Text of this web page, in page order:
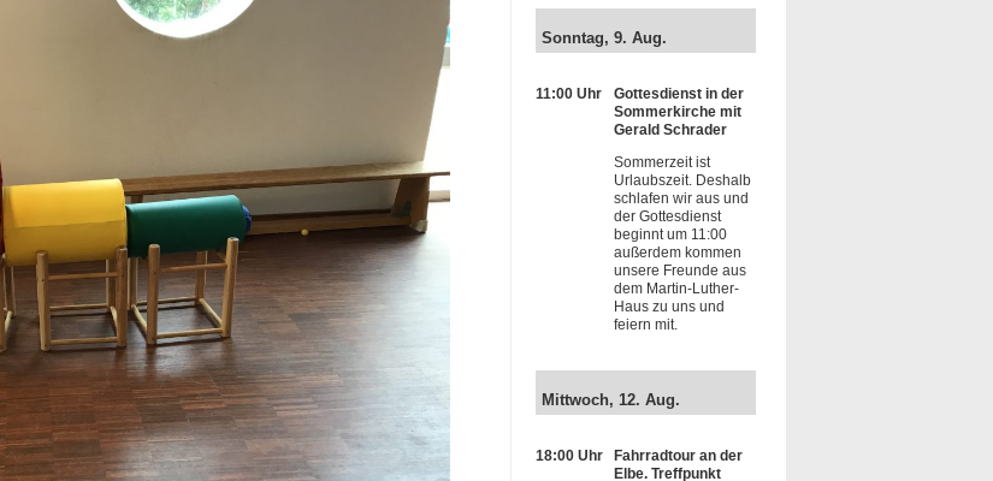
Sonntag, 9. Aug.
11:00 Uhr
Gottesdienst in der
Sommerkirche mit
Gerald Schrader
Sommerzeit ist
Urlaubszeit. Deshalb
schlafen wir aus und
der Gottesdienst
beginnt um 11:00
außerdem kommen
unsere Freunde aus
dem Martin-Luther-
Haus zu uns und
feiern mit.
Mittwoch, 12. Aug.
18:00 Uhr
Fahrradtour an der
Elbe. Treffpunkt